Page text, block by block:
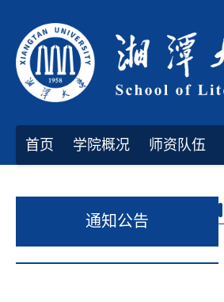
首页 学院概况 师资队伍
通知公告